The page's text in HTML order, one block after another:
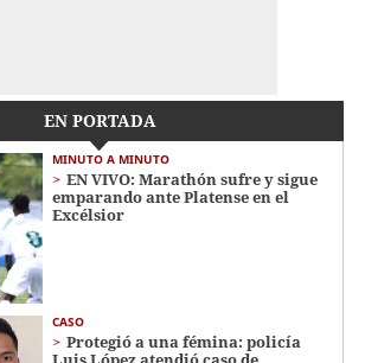
EN PORTADA
MINUTO A MINUTO
EN VIVO: Marathón sufre y sigue
emparando ante Platense en el
Excélsior
CASO
Protegió a una fémina: policía